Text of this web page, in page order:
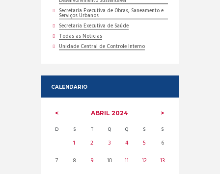
Secretaria Executiva de Obras, Saneamento e
Serviços Urbanos
Secretaria Executiva de Saúde
Todas as Noticias
Unidade Central de Controle Interno
CALENDARIO
ABRIL 2024
D S T Q Q S S
1 2 3 4 5
6
7
8 9 10 11 12
13